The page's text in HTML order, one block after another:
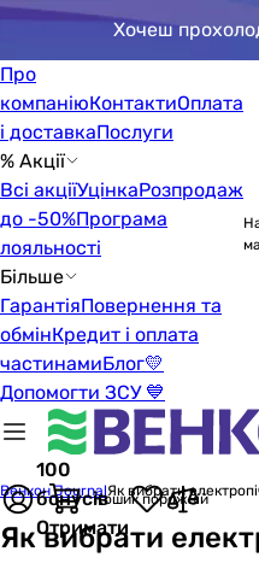
Хочеш
Про
компаніюКонтактиОплата
і доставкаПослуги
% Акції
Всі акціїУцінкаРозпродаж
до -50%Програма
лояльності
Більше
ГарантіяПовернення та
обмінКредит і оплата
частинамиБлог💛
Допомогти ЗСУ 💙
100
бонусів
Отримати
Кошик порожній
Венкон JournalЯк вибрати
Як вибрати